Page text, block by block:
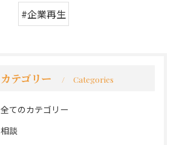
#企業再生
カテゴリー Categories
全てのカテゴリー
相談